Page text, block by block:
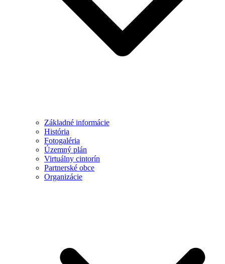
Základné informácie
História
Fotogaléria
Územný plán
Virtuálny cintorín
Partnerské obce
Organizácie